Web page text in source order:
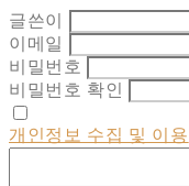
글쓴이
이메일
비밀번호
비밀번호 확인
개인정보 수집 및 이용